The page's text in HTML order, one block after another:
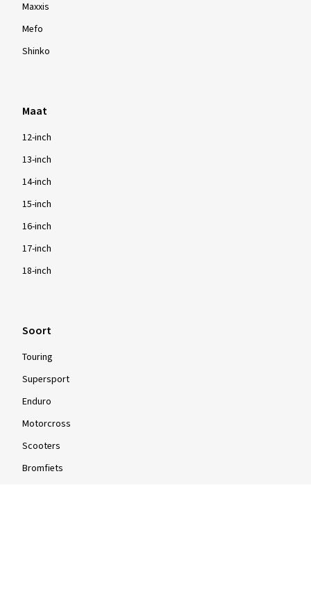
Maxxis
Mefo
Shinko
Maat
12-inch
13-inch
14-inch
15-inch
16-inch
17-inch
18-inch
Soort
Touring
Supersport
Enduro
Motorcross
Scooters
Bromfiets